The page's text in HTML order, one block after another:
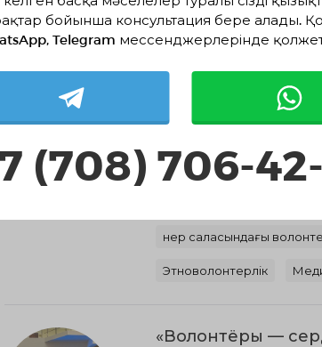
В каждом
земле и уважение
26.02.2026 — 26.02.2026, с
Жетісу облысы,
Общественное
Әлеуметтік волонтерлік
Өнер саласындағы
Этноволонтерлік
«Волонтёры —
бойынша консультация бере алады.
Telegram мессенджерлерінде
(708) 706-